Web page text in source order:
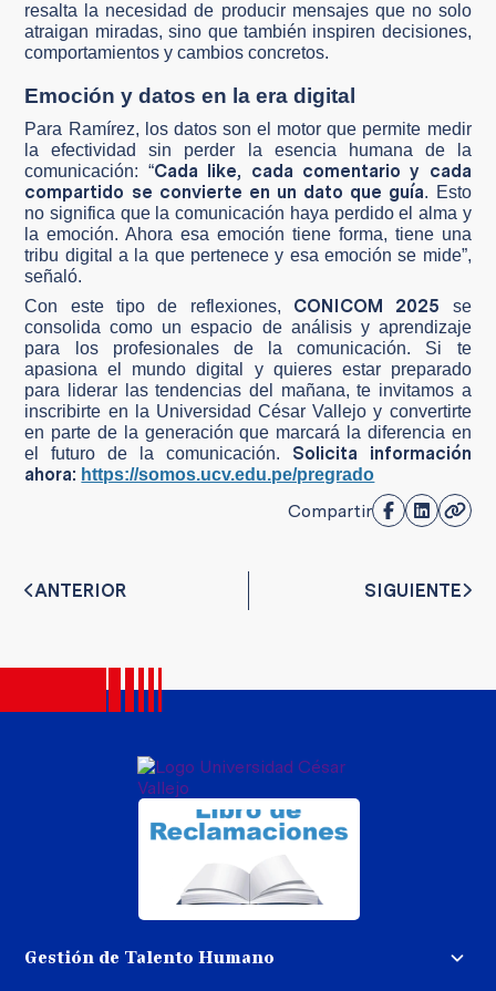
resalta la necesidad de producir mensajes que no solo
atraigan miradas, sino que también inspiren decisiones,
comportamientos y cambios concretos.
Emoción y datos en la era digital
Para Ramírez, los datos son el motor que permite medir
la efectividad sin perder la esencia humana de la
comunicación: “Cada like, cada comentario y cada
compartido se convierte en un dato que guía. Esto
no significa que la comunicación haya perdido el alma y
la emoción. Ahora esa emoción tiene forma, tiene una
tribu digital a la que pertenece y esa emoción se mide”,
señaló.
Con este tipo de reflexiones, CONICOM 2025 se
consolida como un espacio de análisis y aprendizaje
para los profesionales de la comunicación. Si te
apasiona el mundo digital y quieres estar preparado
para liderar las tendencias del mañana, te invitamos a
inscribirte en la Universidad César Vallejo y convertirte
en parte de la generación que marcará la diferencia en
el futuro de la comunicación. Solicita información
ahora: https://somos.ucv.edu.pe/pregrado
Compartir
ANTERIOR SIGUIENTE
Gestión de Talento Humano